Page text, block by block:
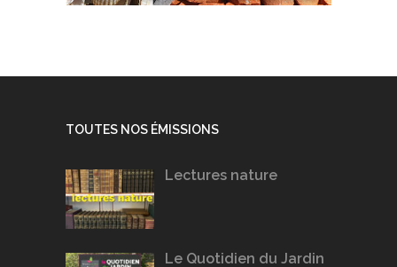
TOUTES NOS ÉMISSIONS
Lectures nature
Le Quotidien du Jardin